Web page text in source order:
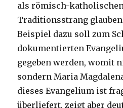
als römisch-
Traditionsstrang
Beispiel dazu soll zum
dokumentierten
gegeben werden, womit
sondern Maria
dieses Evangelium ist
überliefert, zeigt aber